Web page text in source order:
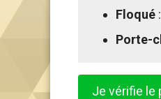
Floqué
Porte-
Je vérifie le